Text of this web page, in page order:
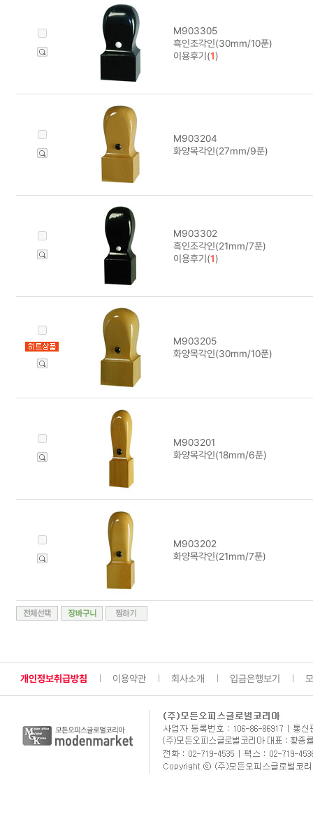
M903305
흑인조각인(30mm/10푼)
이용후기(1)
M903204
화양목각인(27mm/9푼)
M903302
흑인조각인(21mm/7푼)
이용후기(1)
M903205
화양목각인(30mm/10푼)
M903201
화양목각인(18mm/6푼)
M903202
화양목각인(21mm/7푼)
개인정보취급방침 이용약관 회사소개 입금은행보기